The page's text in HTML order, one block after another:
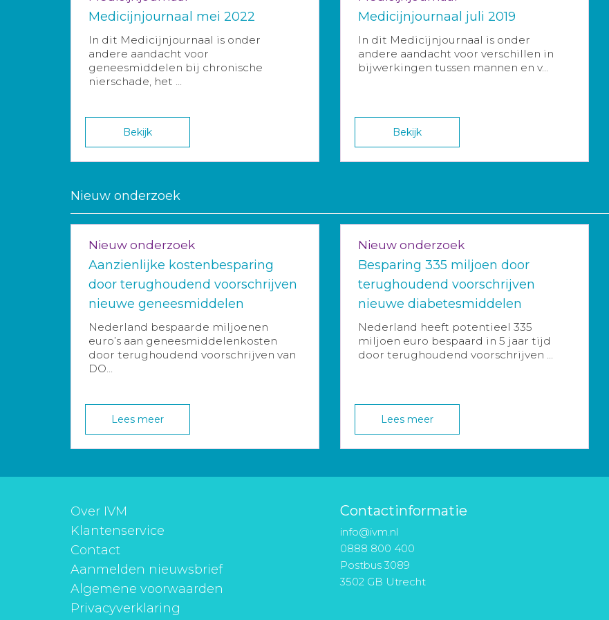
Medicijnjournaal mei 2022
In dit Medicijnjournaal is onder
andere aandacht voor
geneesmiddelen bij chronische
nierschade, het ...
Bekijk
Medicijnjournaal juli 2019
In dit Medicijnjournaal is onder
andere aandacht voor verschillen in
bijwerkingen tussen mannen en v...
Bekijk
Nieuw onderzoek
Nieuw onderzoek
Aanzienlijke kostenbesparing
door terughoudend voorschrijven
nieuwe geneesmiddelen
Nederland bespaarde miljoenen
euro’s aan geneesmiddelenkosten
door terughoudend voorschrijven van
DO...
Lees meer
Nieuw onderzoek
Besparing 335 miljoen door
terughoudend voorschrijven
nieuwe diabetesmiddelen
Nederland heeft potentieel 335
miljoen euro bespaard in 5 jaar tijd
door terughoudend voorschrijven ...
Lees meer
Over IVM
Klantenservice
Contact
Aanmelden nieuwsbrief
Algemene voorwaarden
Privacyverklaring
Contactinformatie
info@ivm.nl
0888 800 400
Postbus 3089
3502 GB Utrecht